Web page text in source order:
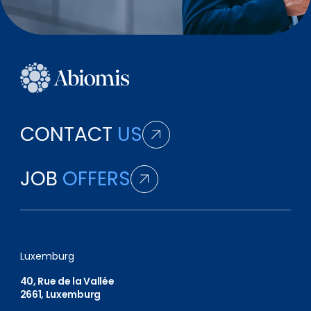
CONTACT US
JOB OFFERS
Luxemburg
40, Rue de la Vallée
2661, Luxemburg